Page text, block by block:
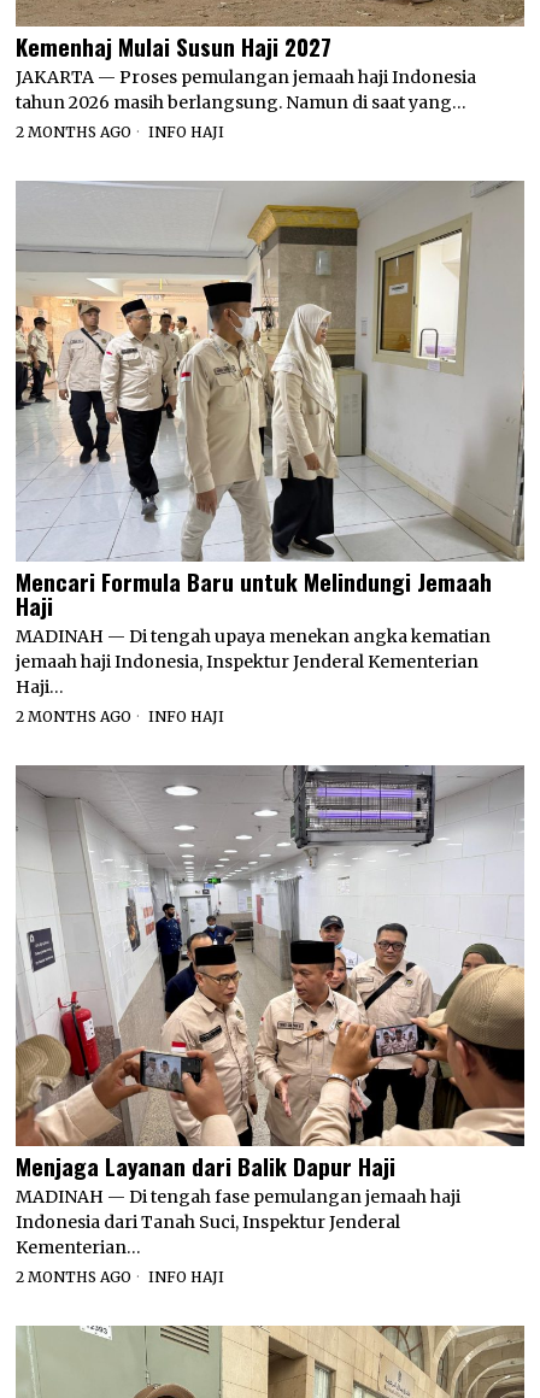
Kemenhaj Mulai Susun Haji 2027
JAKARTA — Proses pemulangan jemaah haji Indonesia
tahun 2026 masih berlangsung. Namun di saat yang…
2 MONTHS AGO INFO HAJI
Mencari Formula Baru untuk Melindungi Jemaah
Haji
MADINAH — Di tengah upaya menekan angka kematian
jemaah haji Indonesia, Inspektur Jenderal Kementerian
Haji…
2 MONTHS AGO INFO HAJI
Menjaga Layanan dari Balik Dapur Haji
MADINAH — Di tengah fase pemulangan jemaah haji
Indonesia dari Tanah Suci, Inspektur Jenderal
Kementerian…
2 MONTHS AGO INFO HAJI